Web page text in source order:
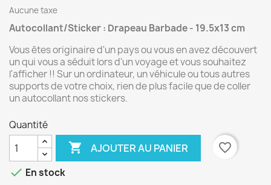
Aucune taxe
Autocollant/Sticker : Drapeau Barbade - 19.5x13 cm
Vous êtes originaire d'un pays ou vous en avez découvert
un qui vous a séduit lors d'un voyage et vous souhaitez
l'afficher !! Sur un ordinateur, un véhicule ou tous autres
supports de votre choix, rien de plus facile que de coller
un autocollant nos stickers.
Quantité
 AJOUTER AU PANIER
favorite_border
 En stock